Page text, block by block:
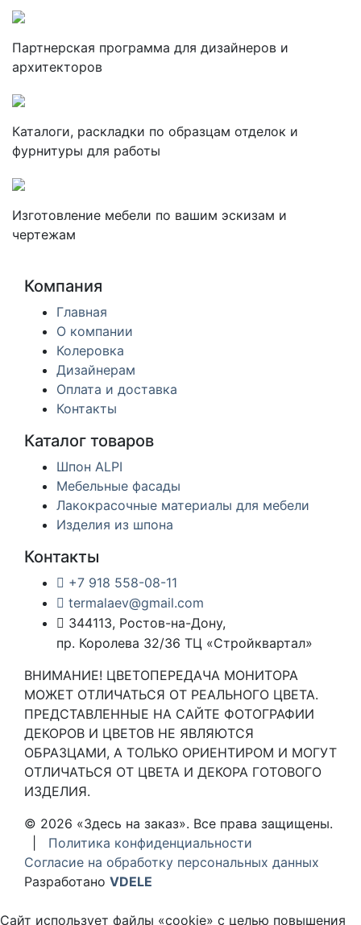
Партнерская программа для дизайнеров и
архитекторов
Каталоги, раскладки по образцам отделок и
фурнитуры для работы
Изготовление мебели по вашим эскизам и
чертежам
Компания
Главная
О компании
Колеровка
Дизайнерам
Оплата и доставка
Контакты
Каталог товаров
Шпон ALPI
Мебельные фасады
Лакокрасочные материалы для мебели
Изделия из шпона
Контакты
+7 918 558-08-11
termalaev@gmail.com
344113, Ростов-на-Дону,
пр. Королева 32/36 ТЦ «Стройквартал»
ВНИМАНИЕ! ЦВЕТОПЕРЕДАЧА МОНИТОРА
МОЖЕТ ОТЛИЧАТЬСЯ ОТ РЕАЛЬНОГО ЦВЕТА.
ПРЕДСТАВЛЕННЫЕ НА САЙТЕ ФОТОГРАФИИ
ДЕКОРОВ И ЦВЕТОВ НЕ ЯВЛЯЮТСЯ
ОБРАЗЦАМИ, А ТОЛЬКО ОРИЕНТИРОМ И МОГУТ
ОТЛИЧАТЬСЯ ОТ ЦВЕТА И ДЕКОРА ГОТОВОГО
ИЗДЕЛИЯ.
© 2026 «Здесь на заказ». Все права защищены.
Политика конфиденциальности
Согласие на обработку персональных данных
Разработано VDELE
Сайт использует файлы «cookie» с целью повышения